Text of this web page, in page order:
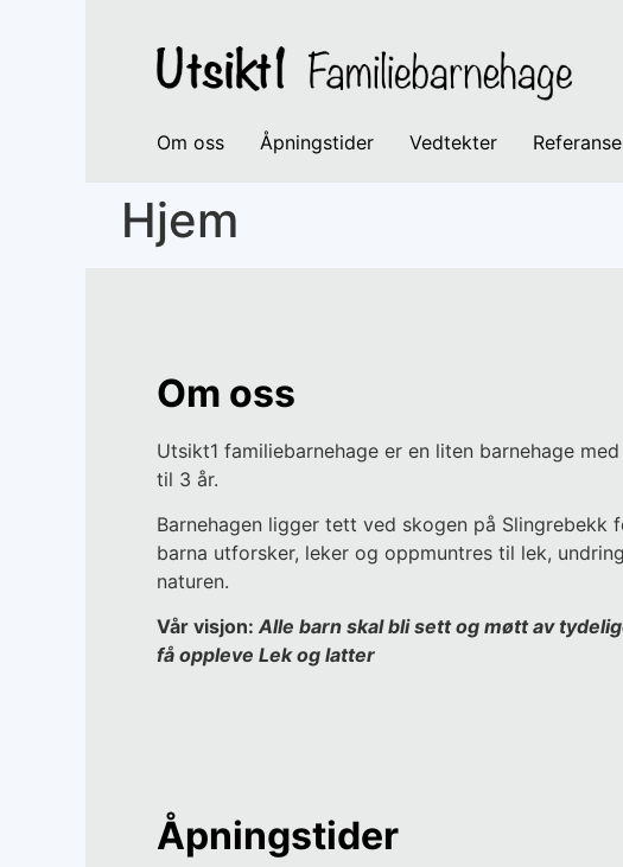
Om oss Åpningstider Vedtekter
Hjem
Om oss
Utsikt1 familiebarnehage er en liten barnehage
til 3 år.
Barnehagen ligger tett ved skogen på Slingrebekk
barna utforsker, leker og oppmuntres til lek,
naturen.
Vår visjon:Alle barn skal bli sett og møtt av
få oppleve Lek og latter
Åpningstider